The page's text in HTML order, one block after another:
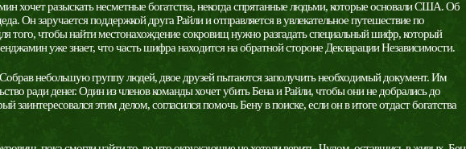
хочет разыскать несметные богатства, некогда спрятанные людьми, которые основали США. Об
Он заручается поддержкой друга Райли и отправляется в увлекательное путешествие по
того, чтобы найти местонахождение сокровищ нужно разгадать специальный шифр, который
уже знает, что часть шифра находится на обратной стороне Декларации Независимости.
небольшую группу людей, двое друзей пытаются заполучить необходимый документ. Им
ради денег. Один из членов команды хочет убить Бена и Райли, чтобы они не добрались до
этим делом, согласился помочь Бену в поиске, если он в итоге отдаст богатства